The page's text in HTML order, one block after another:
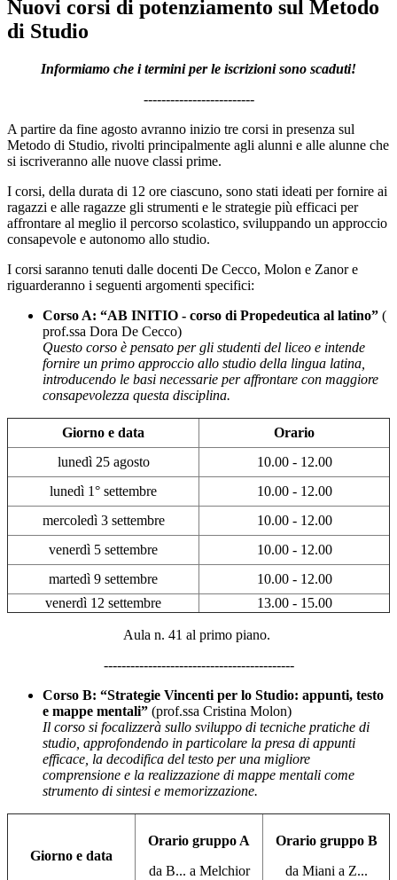
Nuovi corsi di potenziamento sul Metodo
di Studio
Informiamo che i termini per le iscrizioni sono scaduti!
-------------------------
A partire da fine agosto avranno inizio tre corsi in presenza sul
Metodo di Studio, rivolti principalmente agli alunni e alle alunne che
si iscriveranno alle nuove classi prime.
I corsi, della durata di 12 ore ciascuno, sono stati ideati per fornire ai
ragazzi e alle ragazze gli strumenti e le strategie più efficaci per
affrontare al meglio il percorso scolastico, sviluppando un approccio
consapevole e autonomo allo studio.
I corsi saranno tenuti dalle docenti De Cecco, Molon e Zanor e
riguarderanno i seguenti argomenti specifici:
Corso A: “AB INITIO - corso di Propedeutica al latino” (
prof.ssa Dora De Cecco)
Questo corso è pensato per gli studenti del liceo e intende
fornire un primo approccio allo studio della lingua latina,
introducendo le basi necessarie per affrontare con maggiore
consapevolezza questa disciplina.
Giorno e data
Orario
lunedì 25 agosto
10.00 - 12.00
lunedì 1° settembre
10.00 - 12.00
mercoledì 3 settembre
10.00 - 12.00
venerdì 5 settembre
10.00 - 12.00
martedì 9 settembre
10.00 - 12.00
venerdì 12 settembre
13.00 - 15.00
Aula n. 41 al primo piano.
-------------------------------------------
Corso B: “Strategie Vincenti per lo Studio: appunti, testo
e mappe mentali” (prof.ssa Cristina Molon)
Il corso si focalizzerà sullo sviluppo di tecniche pratiche di
studio, approfondendo in particolare la presa di appunti
efficace, la decodifica del testo per una migliore
comprensione e la realizzazione di mappe mentali come
strumento di sintesi e memorizzazione.
Giorno e data
Orario gruppo A
da B... a Melchior
Orario gruppo B
da Miani a Z...